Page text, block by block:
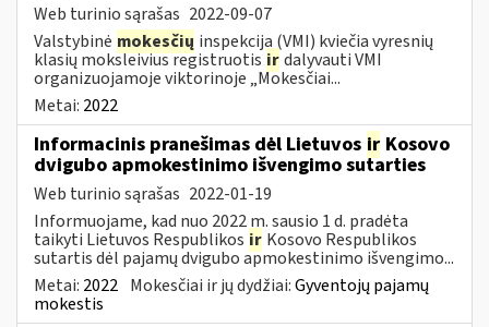
Web turinio sąrašas 2022-09-07
Valstybinė mokesčių inspekcija (VMI) kviečia vyresnių
klasių moksleivius registruotis irdalyvauti VMI
organizuojamoje viktorinoje „Mokesčiai...
Metai: 2022
Informacinis pranešimas dėl Lietuvos ir Kosovo
dvigubo apmokestinimo išvengimo sutarties
Web turinio sąrašas 2022-01-19
Informuojame, kad nuo 2022 m. sausio 1 d. pradėta
taikyti Lietuvos Respublikos ir Kosovo Respublikos
sutartis dėl pajamų dvigubo apmokestinimo išvengimo...
Metai: 2022 Mokesčiai ir jų dydžiai:Gyventojų pajamų
mokestis